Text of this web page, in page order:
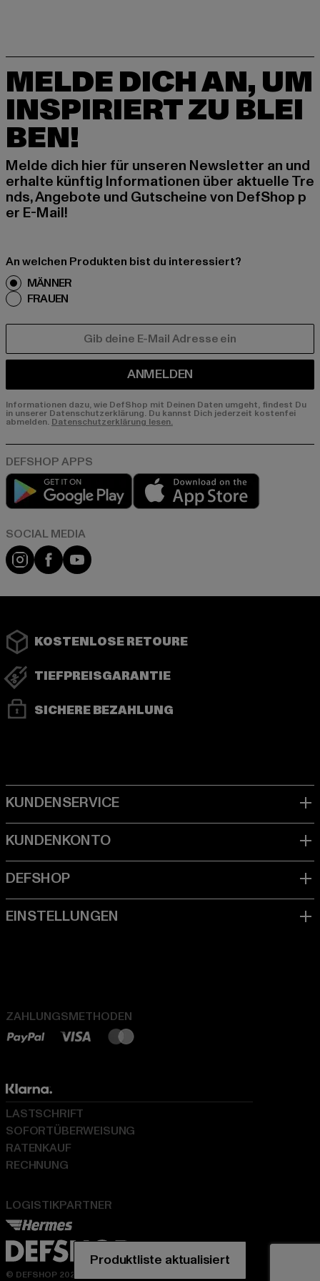
MELDE DICH AN, UM
INSPIRIERT ZU BLEI
BEN!
Melde dich hier für unseren Newsletter an und
erhalte künftig Informationen über aktuelle Tre
nds, Angebote und Gutscheine von DefShop p
er E-Mail!
An welchen Produkten bist du interessiert?
MÄNNER
FRAUEN
ANMELDEN
Informationen dazu, wie DefShop mit Deinen Daten umgeht, findest Du
in unserer Datenschutzerklärung. Du kannst Dich jederzeit kostenfei
abmelden. Datenschutzerklärung lesen.
Play market
Instagram
FacebookYouTube
KOSTENLOSE RETOURE
TIEFPREISGARANTIE
SICHERE BEZAHLUNG
ZAHLUNGSMETHODEN
LOGISTIKPARTNER
LASTSCHRIFT
SOFORTÜBERWEISUNG
RATENKAUF
RECHNUNG
© DEFSHOP 2026. Alle Rechte vorbehalten